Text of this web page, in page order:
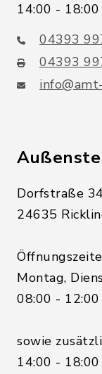
14:00 -
04393
04393
Dorfstraße
24635
Montag,
08:00 -
sowie
14:00 -